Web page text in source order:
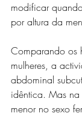
modificar
por altura da
Comparando os
mulheres, a
abdominal
idêntica. Mas na
menor no sexo